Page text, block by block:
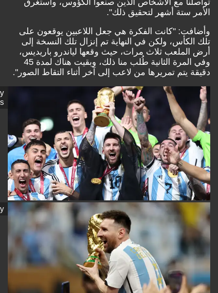
مع الأشخاص الذين صنعوا الكؤوس، واستغرق
ستة أشهر لتحقيق ذلك".
"كانت الفكرة هي جعل اللاعبين يوقعون على
ولكن في النهاية تم إنزال تلك النسخة إلى
ثلاث مرات، حيث وقعها لياندرو باريديس،
وفي المرة الثانية طُلب منا ذلك، وبقيت هناك لمدة 45
يتم تمريرها من لاعب إلى آخر أثناء التقاط الصور".
Getty